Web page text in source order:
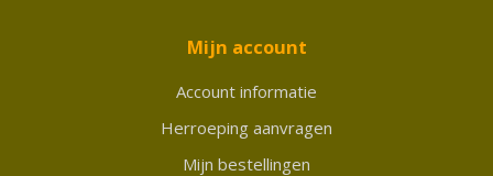
Mijn account
Account informatie
Herroeping aanvragen
Mijn bestellingen